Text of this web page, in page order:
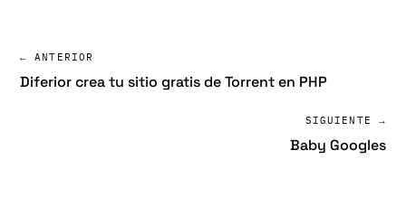
← ANTERIOR
Diferior crea tu sitio gratis de Torrent en PHP
SIGUIENTE →
Baby Googles